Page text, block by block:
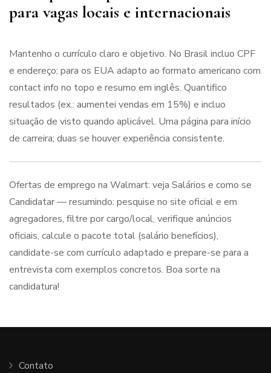
para vagas locais e internacionais
Mantenho o currículo claro e objetivo. No Brasil incluo CPF
e endereço; para os EUA adapto ao formato americano com
contact info no topo e resumo em inglês. Quantifico
resultados (ex.: aumentei vendas em 15%) e incluo
situação de visto quando aplicável. Uma página para início
de carreira; duas se houver experiência consistente.
Ofertas de emprego na Walmart: veja Salários e como se
Candidatar — resumindo: pesquise no site oficial e em
agregadores, filtre por cargo/local, verifique anúncios
oficiais, calcule o pacote total (salário benefícios),
candidate-se com currículo adaptado e prepare-se para a
entrevista com exemplos concretos. Boa sorte na
candidatura!
Contato